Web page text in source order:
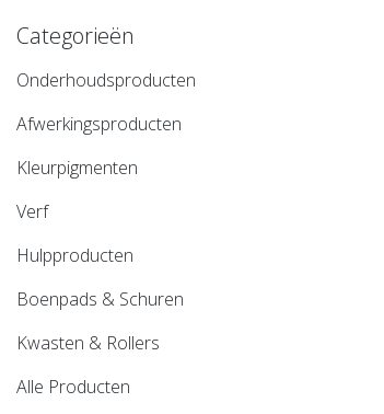
Categorieën
Onderhoudsproducten
Afwerkingsproducten
Kleurpigmenten
Verf
Hulpproducten
Boenpads & Schuren
Kwasten & Rollers
Alle Producten